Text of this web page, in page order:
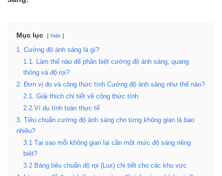
Mục lục hide
1. Cường độ ánh sáng là gì?
1.1. Làm thế nào để phân biệt cường độ ánh sáng, quang
thông và độ rọi?
2. Đơn vị đo và công thức tính Cường độ ánh sáng như thế nào?
2.1. Giải thích chi tiết về công thức tính
2.2 Ví dụ tính toán thực tế
3. Tiêu chuẩn cường độ ánh sáng cho từng không gian là bao
nhiêu?
3.1 Tại sao mỗi không gian lại cần một mức độ sáng riêng
biệt?
3.2 Bảng tiêu chuẩn độ rọi (Lux) chi tiết cho các khu vực